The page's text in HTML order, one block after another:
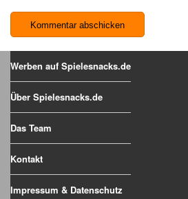
Werben auf Spielesnacks.de
Über Spielesnacks.de
Das Team
Kontakt
Impressum & Datenschutz